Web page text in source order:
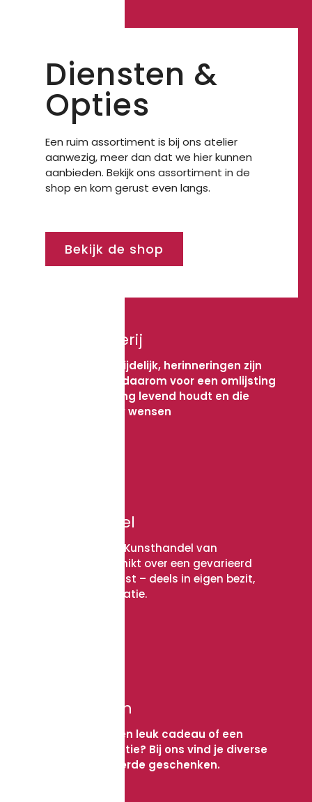
Diensten &
Opties
Een ruim assortiment is bij ons atelier
aanwezig, meer dan dat we hier kunnen
aanbieden. Bekijk ons assortiment in de
shop en kom gerust even langs.
Bekijk de shop
Lijstenmakerij
Momenten zijn tijdelijk, herinneringen zijn
voor altijd. Kies daarom voor een omlijsting
die de herinnering levend houdt en die
aansluit bij jouw wensen
Kunsthandel
Lijstenmakerij & Kunsthandel van
Antwerpen beschikt over een gevarieerd
assortiment kunst – deels in eigen bezit,
deels in consignatie.
Geschenken
Op zoek naar een leuk cadeau of een
passende attentie? Bij ons vind je diverse
kunst-gerelateerde geschenken.